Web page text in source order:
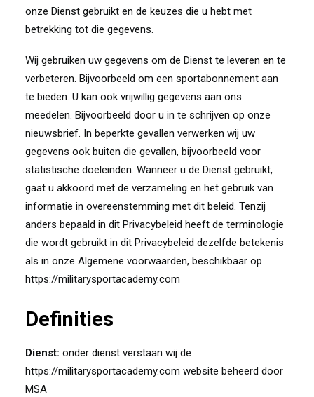
onze Dienst gebruikt en de keuzes die u hebt met
betrekking tot die gegevens.
Wij gebruiken uw gegevens om de Dienst te leveren en te
verbeteren. Bijvoorbeeld om een sportabonnement aan
te bieden. U kan ook vrijwillig gegevens aan ons
meedelen. Bijvoorbeeld door u in te schrijven op onze
nieuwsbrief. In beperkte gevallen verwerken wij uw
gegevens ook buiten die gevallen, bijvoorbeeld voor
statistische doeleinden. Wanneer u de Dienst gebruikt,
gaat u akkoord met de verzameling en het gebruik van
informatie in overeenstemming met dit beleid. Tenzij
anders bepaald in dit Privacybeleid heeft de terminologie
die wordt gebruikt in dit Privacybeleid dezelfde betekenis
als in onze Algemene voorwaarden, beschikbaar op
https://militarysportacademy.com
Definities
Dienst: onder dienst verstaan wij de
https://militarysportacademy.com website beheerd door
MSA